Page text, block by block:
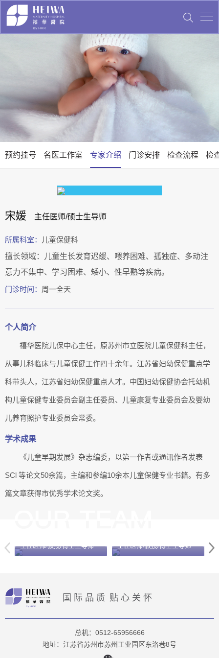
预约挂号 名医工作室 专家介绍 门诊安排 检查流程 检
宋媛 主任医师/硕士生导师
所属科室：
儿童保健科
擅长领域：儿童生长发育迟缓、喂养困难、孤独症、多动注
意力不集中、学习困难、矮小、性早熟等疾病。
门诊时间： 周一全天
个人简介
禧华医院儿保中心主任，原苏州市立医院儿童保健科主任，
从事儿科临床与儿童保健工作四十余年。江苏省妇幼保健重点学
科带头人，江苏省妇幼保健重点人才。中国妇幼保健协会托幼机
构儿童保健专业委员会副主任委员、儿童康复专业委员会及婴幼
儿养育照护专业委员会常委。
学术成果
《儿童早期发展》杂志编委，以第一作者或通讯作者发表
SCl 等论文50余篇，主编和参编10余本儿童保健专业书籍。有多
篇文章获得市优秀学术论文奖。
主任医师/教授/博士生导师 主任医师/教授/博士生导师
国际品质 贴心关怀
总机：0512-65956666
地址：江苏省苏州市苏州工业园区东洛巷8号